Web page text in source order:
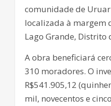
comunidade de
localizada à margem
Lago Grande, Distrito
A obra beneficiará
310 moradores. O
R$541.905,12
mil, novecentos e